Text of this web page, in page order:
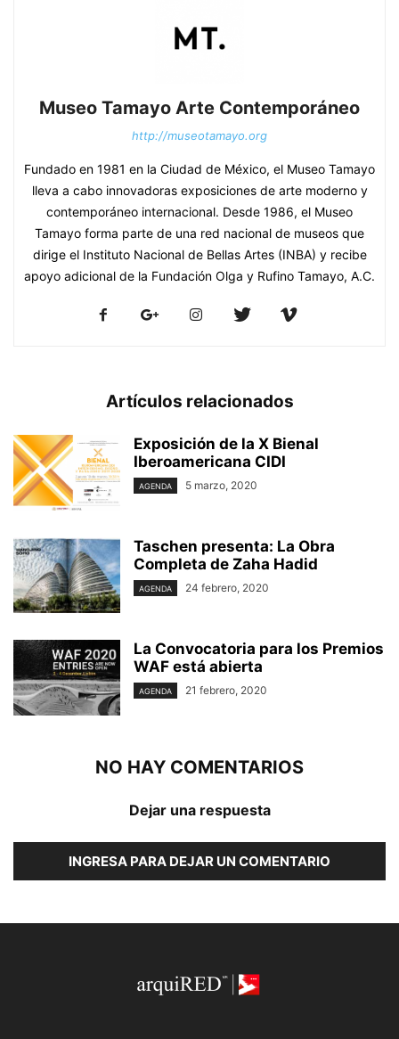
Museo Tamayo Arte Contemporáneo
http://museotamayo.org
Fundado en 1981 en la Ciudad de México, el Museo Tamayo
lleva a cabo innovadoras exposiciones de arte moderno y
contemporáneo internacional. Desde 1986, el Museo
Tamayo forma parte de una red nacional de museos que
dirige el Instituto Nacional de Bellas Artes (INBA) y recibe
apoyo adicional de la Fundación Olga y Rufino Tamayo, A.C.
Artículos relacionados
Exposición de la X Bienal
Iberoamericana CIDI
AGENDA 5 marzo, 2020
Taschen presenta: La Obra
Completa de Zaha Hadid
AGENDA 24 febrero, 2020
La Convocatoria para los Premios
WAF está abierta
AGENDA 21 febrero, 2020
NO HAY COMENTARIOS
Dejar una respuesta
INGRESA PARA DEJAR UN COMENTARIO